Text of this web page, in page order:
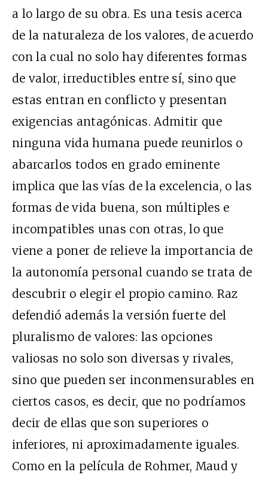
a lo largo de su obra. Es una tesis acerca
de la naturaleza de los valores, de acuerdo
con la cual no solo hay diferentes formas
de valor, irreductibles entre sí, sino que
estas entran en conflicto y presentan
exigencias antagónicas. Admitir que
ninguna vida humana puede reunirlos o
abarcarlos todos en grado eminente
implica que las vías de la excelencia, o las
formas de vida buena, son múltiples e
incompatibles unas con otras, lo que
viene a poner de relieve la importancia de
la autonomía personal cuando se trata de
descubrir o elegir el propio camino. Raz
defendió además la versión fuerte del
pluralismo de valores: las opciones
valiosas no solo son diversas y rivales,
sino que pueden ser inconmensurables en
ciertos casos, es decir, que no podríamos
decir de ellas que son superiores o
inferiores, ni aproximadamente iguales.
Como en la película de Rohmer, Maud y